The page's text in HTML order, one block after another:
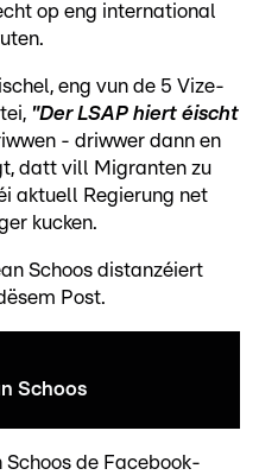
op eng international
eng vun de 5 Vize-
"Der LSAP hiert éischt
- driwwer dann en
datt vill Migranten zu
aktuell Regierung net
kucken.
Schoos distanzéiert
Post.
Schoos
de Facebook-